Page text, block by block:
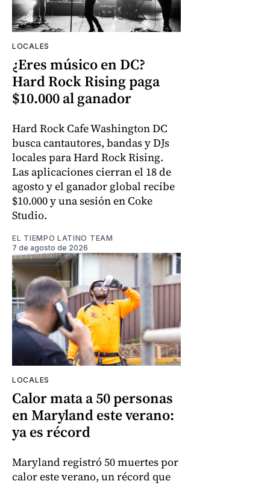
LOCALES
¿Eres músico en DC?
Hard Rock Rising paga
$10.000 al ganador
Hard Rock Cafe Washington DC
busca cantautores, bandas y DJs
locales para Hard Rock Rising.
Las aplicaciones cierran el 18 de
agosto y el ganador global recibe
$10.000 y una sesión en Coke
Studio.
EL TIEMPO LATINO TEAM
7 de agosto de 2026
LOCALES
Calor mata a 50 personas
en Maryland este verano:
ya es récord
Maryland registró 50 muertes por
calor este verano, un récord que